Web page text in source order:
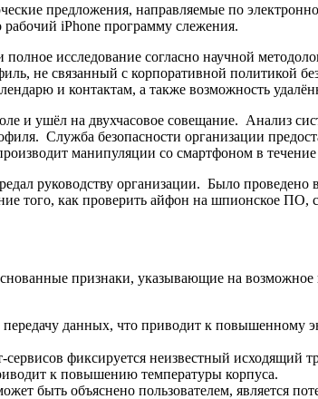
предложения, направляемые по
iPhone программу слежения.
исследование согласно научной
не связанный с корпоративной политикой
и контактам, а также возможность
и ушёл на двухчасовое совещание. Анализ
Служба безопасности организации
манипуляции со смартфоном в
руководству организации. Было проведено
того, как проверить айфон на шпионское ПО,
признаки, указывающие на
данных, что приводит к повышенному
фиксируется неизвестный исходящий
к повышению температуры корпуса.
быть объяснено пользователем, является